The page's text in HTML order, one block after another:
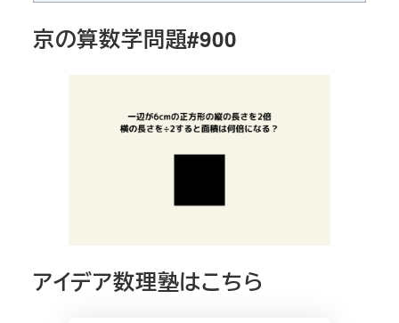
京の算数学問題#900
アイデア数理塾はこちら